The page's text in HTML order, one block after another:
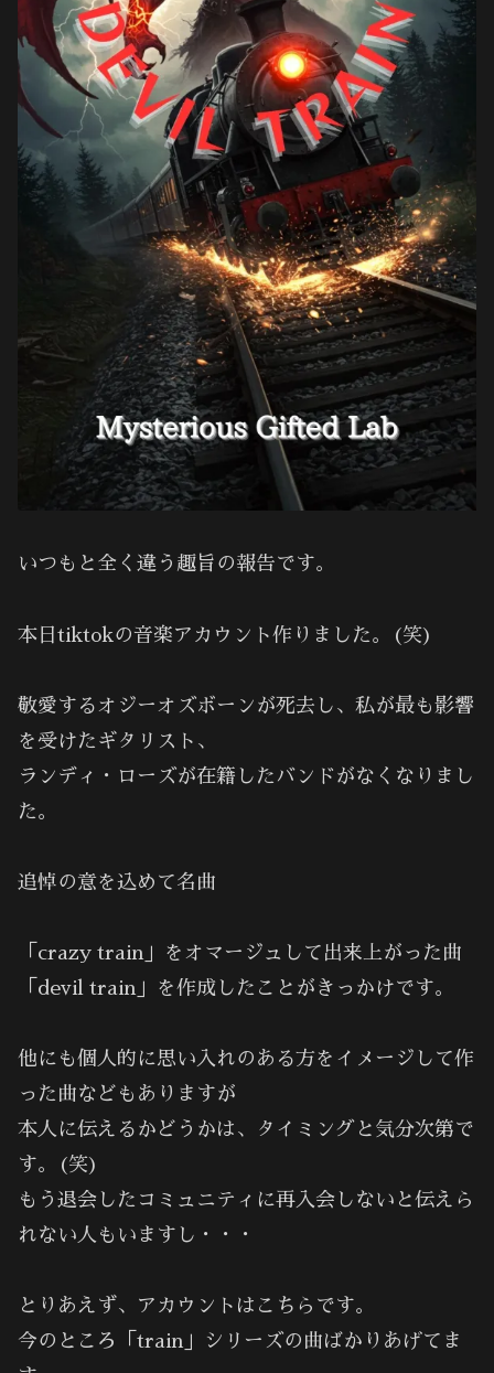
いつもと全く違う趣旨の報告です。
本日tiktokの音楽アカウント作りました。(笑)
敬愛するオジーオズボーンが死去し、私が最も影響
を受けたギタリスト、
ランディ・ローズが在籍したバンドがなくなりまし
た。
追悼の意を込めて名曲
「crazy train」をオマージュして出来上がった曲
「devil train」を作成したことがきっかけです。
他にも個人的に思い入れのある方をイメージして作
った曲などもありますが
本人に伝えるかどうかは、タイミングと気分次第で
す。(笑)
もう退会したコミュニティに再入会しないと伝えら
れない人もいますし・・・
とりあえず、アカウントはこちらです。
今のところ「train」シリーズの曲ばかりあげてま